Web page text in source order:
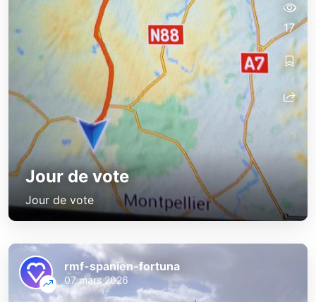
Jour de vote
Jour de vote
17
rmf-spanien-fortuna
07 mars 2026